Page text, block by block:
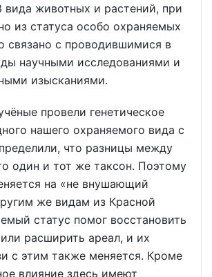
вида животных и растений, при
из статуса особо охраняемых
связано с проводившимися в
научными исследованиями и
изысканиями.
провели генетическое
нашего охраняемого вида с
что разницы между
один и тот же таксон. Поэтому
на «не внушающий
же видам из Красной
статус помог восстановить
расширить ареал, и их
с этим также меняется. Кроме
влияние здесь имеют